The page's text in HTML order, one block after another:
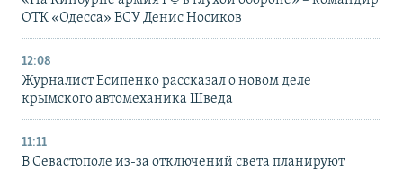
ОТК «Одесса» ВСУ Денис Носиков
12:08
Журналист Есипенко рассказал о новом деле
крымского автомеханика Шведа
11:11
В Севастополе из-за отключений света планируют